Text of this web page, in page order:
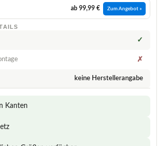
ab 99,99 € Zum Angebot »
✓
✗
keine Herstellerangabe
Kanten